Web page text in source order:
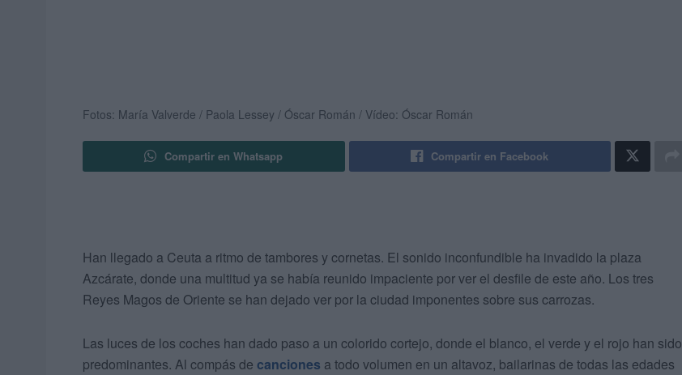
Fotos: María Valverde / Paola Lessey / Óscar Román / Vídeo: Óscar Román
Compartir en Whatsapp Compartir en Facebook
Han llegado a Ceuta a ritmo de tambores y cornetas. El sonido inconfundible ha invadido la plaza
Azcárate, donde una multitud ya se había reunido impaciente por ver el desfile de este año. Los tres
Reyes Magos de Oriente se han dejado ver por la ciudad imponentes sobre sus carrozas.
Las luces de los coches han dado paso a un colorido cortejo, donde el blanco, el verde y el rojo han sido
predominantes. Al compás de canciones a todo volumen en un altavoz, bailarinas de todas las edades